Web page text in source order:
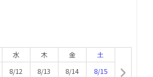
水
8/12
木
8/13
金
8/14
土
8/15